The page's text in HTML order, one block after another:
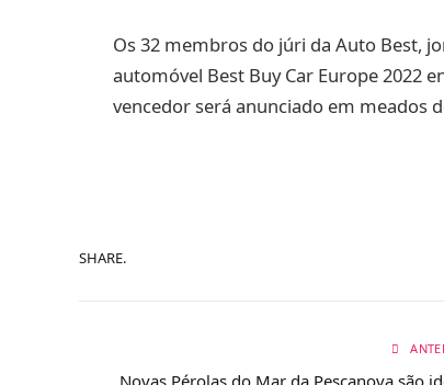
Os 32 membros do júri da Auto Best,
automóvel Best Buy Car Europe 2022
vencedor será anunciado em meados
SHARE.
Novas Pérolas do Mar da Pescanova são